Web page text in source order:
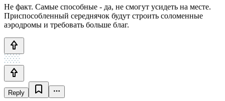
Не факт. Самые способные - да, не смогут усидеть на месте.
Приспособленный середнячок будут строить соломенные
аэродромы и требовать больше благ.
Reply